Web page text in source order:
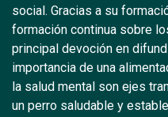
social. Gracias a su
formación continua sobre
principal devoción en
importancia de una
la salud mental son ejes
un perro saludable y